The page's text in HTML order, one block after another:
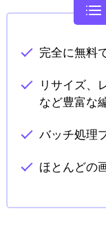
完全に無料
リサイズ、
など豊富な
バッチ処理
ほとんどの